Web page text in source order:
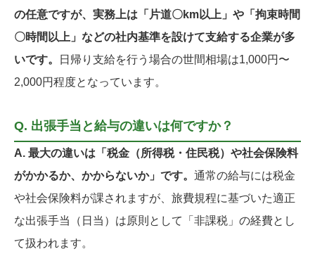
の任意ですが、実務上は「片道〇km以上」や「拘束時間
〇時間以上」などの社内基準を設けて支給する企業が多
いです。
日帰り支給を行う場合の世間相場は1,000円〜
2,000円程度となっています。
Q. 出張手当と給与の違いは何ですか？
A. 最大の違いは「税金（所得税・住民税）や社会保険料
がかかるか、かからないか」です。 通常の給与には税金
や社会保険料が課されますが、旅費規程に基づいた適正
な出張手当（日当）は原則として「非課税」の経費とし
て扱われます。